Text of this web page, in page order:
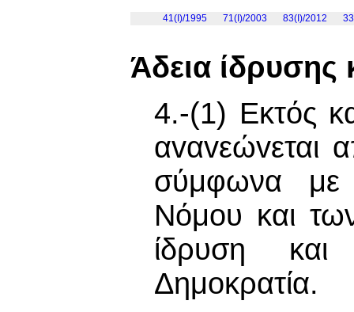
41(I)/1995 71(I)/2003 83(I)/2012
Άδεια ίδρυσης
4.-(1) Εκτός
αvαvεώvεται
σύμφωνα με
Νόμου και
ίδρυση και
Δημοκρατία.